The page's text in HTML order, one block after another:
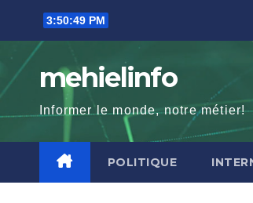
content
3:50:51 PM
mehielinfo
Informer le monde, notre métier!
POLITIQUE